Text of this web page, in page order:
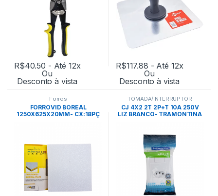
R$40.50 - Até 12x
Ou
Desconto à vista
R$117.88 - Até 12x
Ou
Desconto à vista
Forros
FORROVID BOREAL
1250X625X20MM- CX:18PÇ
TOMADA/INTERRUPTOR
CJ 4X2 2T 2P+T 10A 250V
LIZ BRANCO- TRAMONTINA